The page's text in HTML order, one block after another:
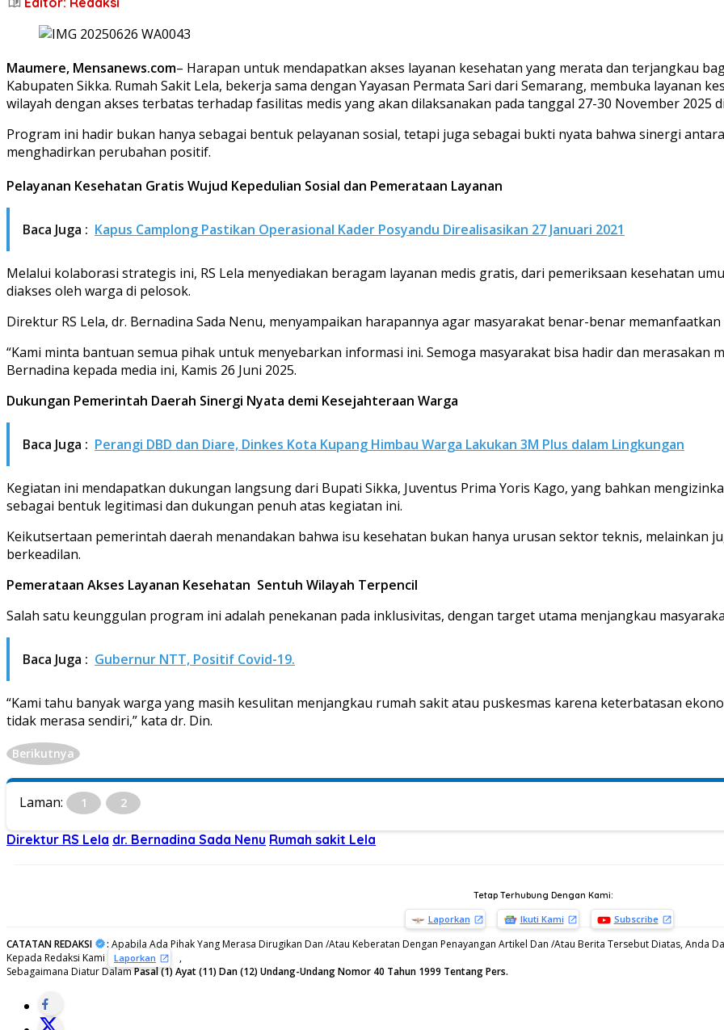
Maumere, Mensanews.com– Harapan untuk mendapatkan akses layanan kesehatan yang merata dan terjangkau
Kabupaten Sikka. Rumah Sakit Lela, bekerja sama dengan Yayasan Permata Sari dari Semarang, membuka layanan
wilayah dengan akses terbatas terhadap fasilitas medis yang akan dilaksanakan pada tanggal 27-30 November 2025 di
Program ini hadir bukan hanya sebagai bentuk pelayanan sosial, tetapi juga sebagai bukti nyata bahwa sinergi
menghadirkan perubahan positif.
Pelayanan Kesehatan Gratis Wujud Kepedulian Sosial dan Pemerataan Layanan
Baca Juga : Kapus Camplong Pastikan Operasional Kader Posyandu Direalisasikan 27 Januari 2021
Melalui kolaborasi strategis ini, RS Lela menyediakan beragam layanan medis gratis, dari pemeriksaan kesehatan
diakses oleh warga di pelosok.
Direktur RS Lela, dr. Bernadina Sada Nenu, menyampaikan harapannya agar masyarakat benar-benar
“Kami minta bantuan semua pihak untuk menyebarkan informasi ini. Semoga masyarakat bisa hadir dan merasakan
Bernadina kepada media ini, Kamis 26 Juni 2025.
Dukungan Pemerintah Daerah Sinergi Nyata demi Kesejahteraan Warga
Baca Juga : Perangi DBD dan Diare, Dinkes Kota Kupang Himbau Warga Lakukan 3M Plus dalam Lingkungan
Kegiatan ini mendapatkan dukungan langsung dari Bupati Sikka, Juventus Prima Yoris Kago, yang bahkan
sebagai bentuk legitimasi dan dukungan penuh atas kegiatan ini.
Keikutsertaan pemerintah daerah menandakan bahwa isu kesehatan bukan hanya urusan sektor teknis, melainkan
berkeadilan.
Pemerataan Akses Layanan Kesehatan Sentuh Wilayah Terpencil
Salah satu keunggulan program ini adalah penekanan pada inklusivitas, dengan target utama menjangkau
Baca Juga : Gubernur NTT, Positif Covid-19.
“Kami tahu banyak warga yang masih kesulitan menjangkau rumah sakit atau puskesmas karena keterbatasan
tidak merasa sendiri,” kata dr. Din.
Berikutnya
Laman: 1 2
Direktur RS Lela dr. Bernadina Sada Nenu Rumah sakit Lela
Tetap Terhubung Dengan Kami:
Laporkan Ikuti Kami Subscribe
CATATAN REDAKSI : Apabila Ada Pihak Yang Merasa Dirugikan Dan /Atau Keberatan Dengan Penayangan Artikel Dan /Atau Berita Tersebut Diatas, Anda
Kepada Redaksi Kami
Laporkan
,
Sebagaimana Diatur DalamPasal (1) Ayat (11) Dan (12) Undang-Undang Nomor 40 Tahun 1999 Tentang Pers.